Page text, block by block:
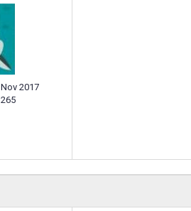
Nov 2017
265